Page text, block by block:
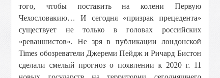
того, чтобы поставить на колени Первую
Чехословакию… И сегодня «призрак прецедента»
существует не только в головах российских
«реваншистов». Не зря в публикации лондонской
Times обозреватели Джереми Пейдж и Ричард Бистон
сделали смелый прогноз о появлении к 2020 г. 11